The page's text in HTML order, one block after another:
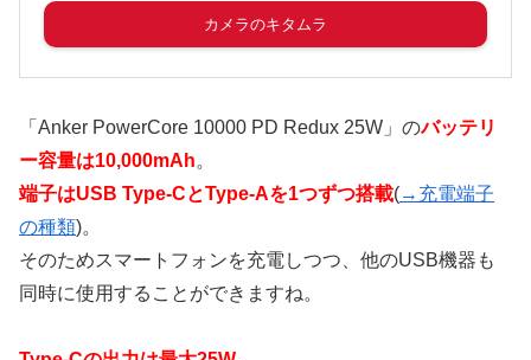
カメラのキタムラ
「Anker PowerCore 10000 PD Redux 25W」のバッテリ
ー容量は10,000mAh。
端子はUSB Type-CとType-Aを1つずつ搭載(→充電端子
の種類)。
そのためスマートフォンを充電しつつ、他のUSB機器も
同時に使用することができますね。